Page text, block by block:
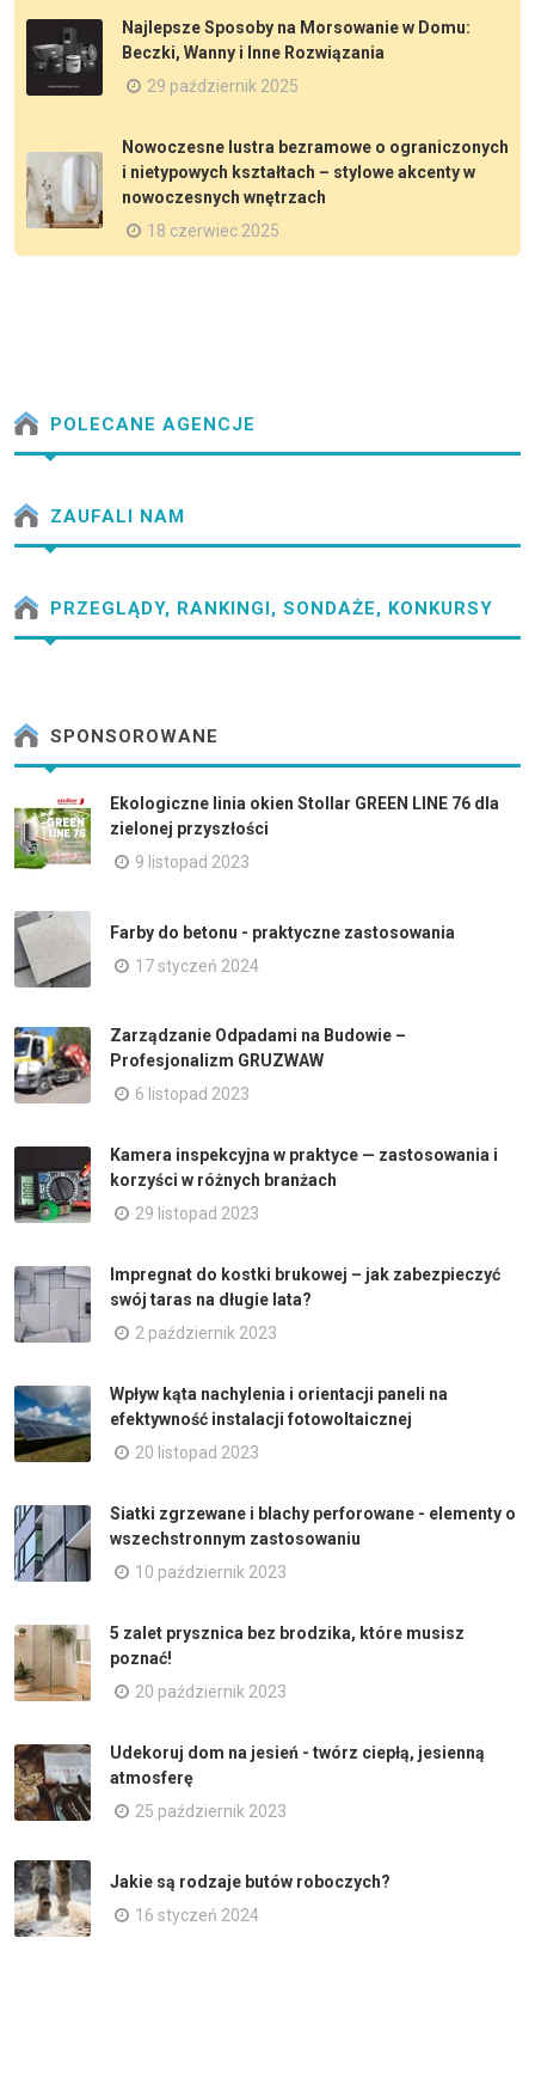
Najlepsze Sposoby na Morsowanie w Domu:
Beczki, Wanny i Inne Rozwiązania
29 październik 2025
Nowoczesne lustra bezramowe o ograniczonych
i nietypowych kształtach – stylowe akcenty w
nowoczesnych wnętrzach
18 czerwiec 2025
POLECANE AGENCJE
ZAUFALI NAM
PRZEGLĄDY, RANKINGI, SONDAŻE, KONKURSY
SPONSOROWANE
Ekologiczne linia okien Stollar GREEN LINE 76 dla
zielonej przyszłości
9 listopad 2023
Farby do betonu - praktyczne zastosowania
17 styczeń 2024
Zarządzanie Odpadami na Budowie –
Profesjonalizm GRUZWAW
6 listopad 2023
Kamera inspekcyjna w praktyce — zastosowania i
korzyści w różnych branżach
29 listopad 2023
Impregnat do kostki brukowej – jak zabezpieczyć
swój taras na długie lata?
2 październik 2023
Wpływ kąta nachylenia i orientacji paneli na
efektywność instalacji fotowoltaicznej
20 listopad 2023
Siatki zgrzewane i blachy perforowane - elementy o
wszechstronnym zastosowaniu
10 październik 2023
5 zalet prysznica bez brodzika, które musisz
poznać!
20 październik 2023
Udekoruj dom na jesień - twórz ciepłą, jesienną
atmosferę
25 październik 2023
Jakie są rodzaje butów roboczych?
16 styczeń 2024